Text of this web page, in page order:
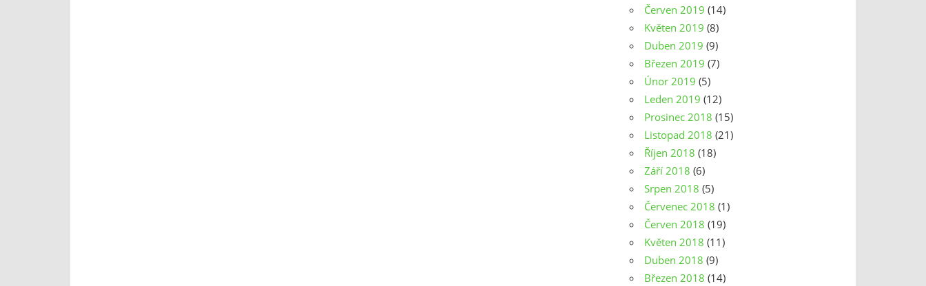
Červen 2019 (14)
Květen 2019 (8)
Duben 2019 (9)
Březen 2019 (7)
Únor 2019 (5)
Leden 2019 (12)
Prosinec 2018 (15)
Listopad 2018 (21)
Říjen 2018 (18)
Září 2018 (6)
Srpen 2018 (5)
Červenec 2018 (1)
Červen 2018 (19)
Květen 2018 (11)
Duben 2018 (9)
Březen 2018 (14)